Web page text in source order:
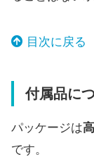
目次に戻る
付属品に
パッケージは
です。